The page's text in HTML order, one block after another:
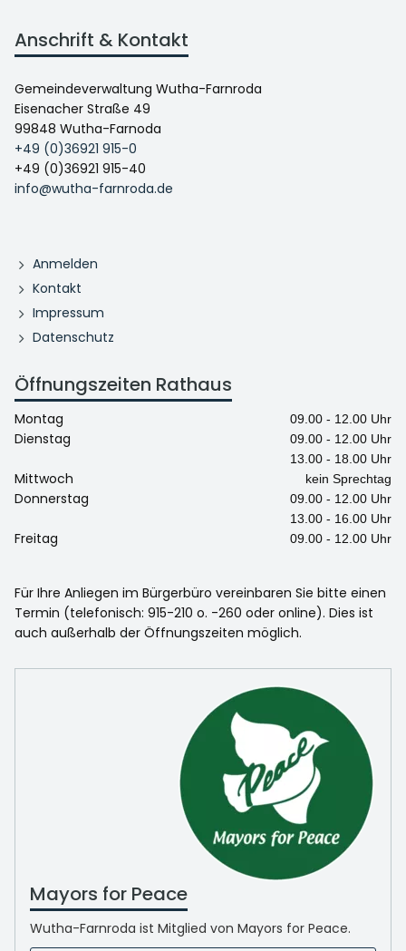
Anschrift & Kontakt
Gemeindeverwaltung Wutha-Farnroda
Eisenacher Straße 49
99848 Wutha-Farnoda
+49 (0)36921 915-0
+49 (0)36921 915-40
info@wutha-farnroda.de
Anmelden
Kontakt
Impressum
Datenschutz
Öffnungszeiten Rathaus
Montag 09.00 - 12.00 Uhr
Dienstag
09.00 - 12.00 Uhr
13.00 - 18.00 Uhr
Mittwoch kein Sprechtag
Donnerstag
09.00 - 12.00 Uhr
13.00 - 16.00 Uhr
Freitag 09.00 - 12.00 Uhr
Für Ihre Anliegen im Bürgerbüro vereinbaren Sie bitte einen
Termin (telefonisch: 915-210 o. -260 oder online). Dies ist
auch außerhalb der Öffnungszeiten möglich.
Mayors for Peace
Wutha-Farnroda ist Mitglied von Mayors for Peace.